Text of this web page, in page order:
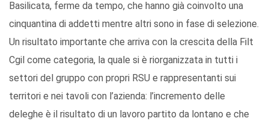
Basilicata, ferme da tempo, che hanno già coinvolto una
cinquantina di addetti mentre altri sono in fase di selezione.
Un risultato importante che arriva con la crescita della Filt
Cgil come categoria, la quale si è riorganizzata in tutti i
settori del gruppo con propri RSU e rappresentanti sui
territori e nei tavoli con l’azienda: l’incremento delle
deleghe è il risultato di un lavoro partito da lontano e che